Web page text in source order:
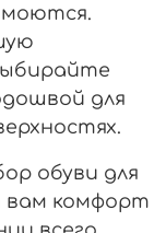
моются.
для
обуви для
вам комфорт